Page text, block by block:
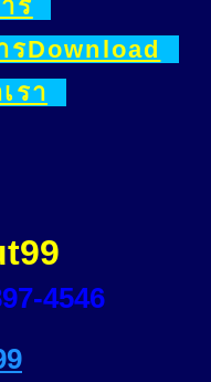
ร
รDownload
รา
4546